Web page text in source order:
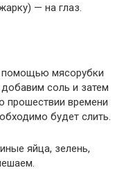
— на глаз.
помощью мясорубки
соль и затем
прошествии времени
будет слить.
яйца, зелень,